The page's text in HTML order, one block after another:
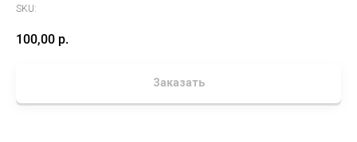
SKU:
100,00 р.
Заказать